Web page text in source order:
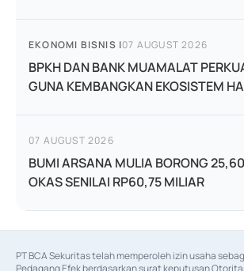
EKONOMI BISNIS |07 AUGUST 2026
BPKH DAN BANK MUAMALAT
GUNA KEMBANGKAN EKOSISTEM
07 AUGUST 2026
BUMI ARSANA MULIA BORONG
OKAS SENILAI RP60,75 MILIAR
PT BCA Sekuritas telah memperoleh izin usaha
Pedagang Efek berdasarkan surat keputusan